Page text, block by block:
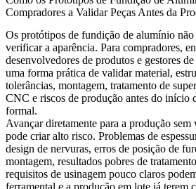
Compradores a Validar Peças Antes da
Os protótipos de fundição de alumínio não
verificar a aparência. Para compradores,
desenvolvedores de produtos e gestores
uma forma prática de validar material,
tolerâncias, montagem, tratamento de
CNC e riscos de produção antes do início
formal.
Avançar diretamente para a produção
pode criar alto risco. Problemas de
design de nervuras, erros de posição de
montagem, resultados pobres de
requisitos de usinagem pouco claros
ferramental e a produção em lote já terem